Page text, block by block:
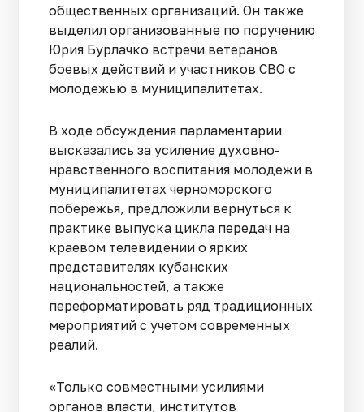
общественных организаций. Он также
выделил организованные по поручению
Юрия Бурлачко встречи ветеранов
боевых действий и участников СВО с
молодежью в муниципалитетах.
В ходе обсуждения парламентарии
высказались за усиление духовно-
нравственного воспитания молодежи в
муниципалитетах черноморского
побережья, предложили вернуться к
практике выпуска цикла передач на
краевом телевидении о ярких
представителях кубанских
национальностей, а также
переформатировать ряд традиционных
мероприятий с учетом современных
реалий.
«Только совместными усилиями
органов власти, институтов